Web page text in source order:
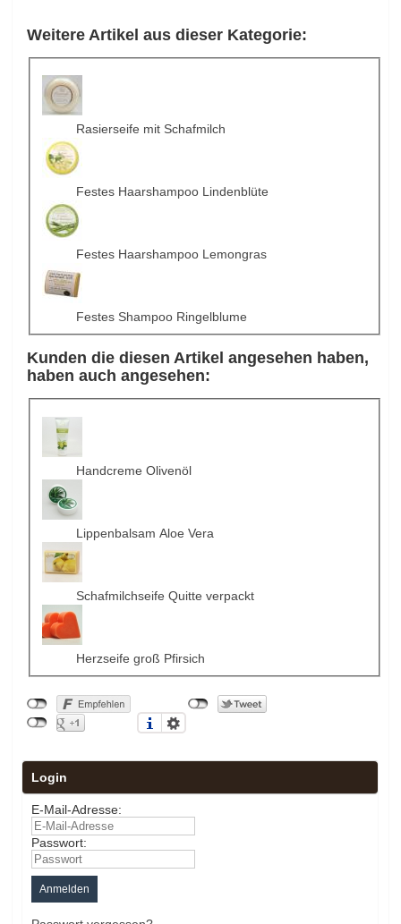
Weitere Artikel aus dieser Kategorie:
Rasierseife mit Schafmilch
Festes Haarshampoo Lindenblüte
Festes Haarshampoo Lemongras
Festes Shampoo Ringelblume
Kunden die diesen Artikel angesehen haben,
haben auch angesehen:
Handcreme Olivenöl
Lippenbalsam Aloe Vera
Schafmilchseife Quitte verpackt
Herzseife groß Pfirsich
Login
E-Mail-Adresse:
Passwort: